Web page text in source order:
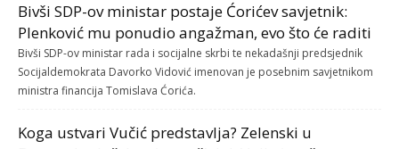
Bivši SDP-ov ministar postaje Ćorićev savjetnik:
Plenković mu ponudio angažman, evo što će raditi
Bivši SDP-ov ministar rada i socijalne skrbi te nekadašnji predsjednik
Socijaldemokrata Davorko Vidović imenovan je posebnim savjetnikom
ministra financija Tomislava Ćorića.
Koga ustvari Vučić predstavlja? Zelenski u